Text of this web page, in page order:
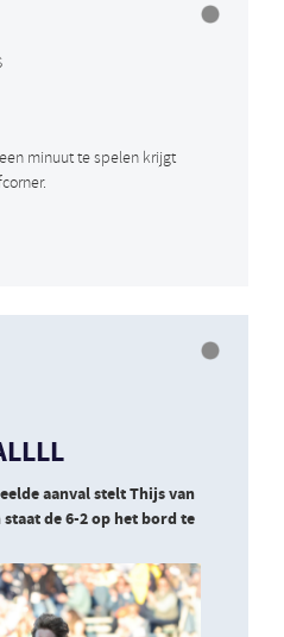
minuut te spelen krijgt
aanval stelt Thijs van
de 6-2 op het bord te